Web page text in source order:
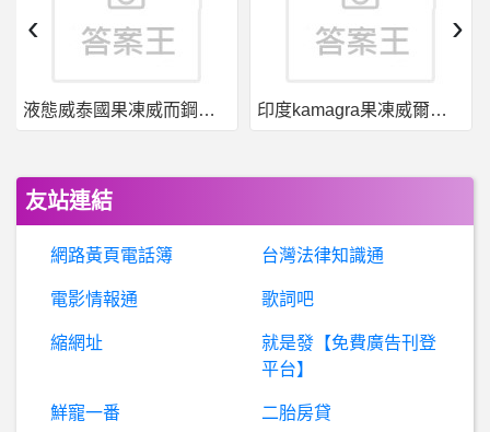
棒
球- 中國這一場可以吹幾年？ 中國這一場可以吹幾年？
電
腦喇叭 音響系統- 喇叭線材選擇請益 喇叭線材選擇請益
聯
合國秘書長、法國總統、拜登夫婦、普京……悼念英國女王伊麗莎白二世
棒
球- 來猜猜今天大王的表現吧 來猜猜今天大王的表現吧
行動通訊- Google相簿無法備份其他資料夾
液態威泰國果凍威而鋼哪裡買 印度kamagra果凍威爾剛用於治療男性勃起功能障礙
‹ ›
友站連結
網路黃頁電話簿 台灣法律知識通
電影情報通 歌詞吧
縮網址
就是發【免費廣告刊登
平台】
鮮寵一番 二胎房貸